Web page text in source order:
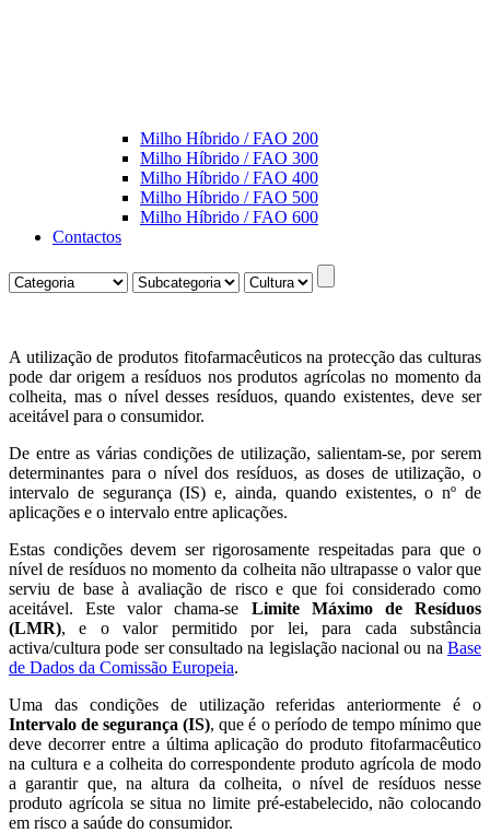
Milho Híbrido / FAO 200
Milho Híbrido / FAO 300
Milho Híbrido / FAO 400
Milho Híbrido / FAO 500
Milho Híbrido / FAO 600
Contactos
A utilização de produtos fitofarmacêuticos na protecção das culturas
pode dar origem a resíduos nos produtos agrícolas no momento da
colheita, mas o nível desses resíduos, quando existentes, deve ser
aceitável para o consumidor.
De entre as várias condições de utilização, salientam-se, por serem
determinantes para o nível dos resíduos, as doses de utilização, o
intervalo de segurança (IS) e, ainda, quando existentes, o nº de
aplicações e o intervalo entre aplicações.
Estas condições devem ser rigorosamente respeitadas para que o
nível de resíduos no momento da colheita não ultrapasse o valor que
serviu de base à avaliação de risco e que foi considerado como
aceitável. Este valor chama-se Limite Máximo de Resíduos
(LMR), e o valor permitido por lei, para cada substância
activa/cultura pode ser consultado na legislação nacional ou na Base
de Dados da Comissão Europeia.
Uma das condições de utilização referidas anteriormente é o
Intervalo de segurança (IS), que é o período de tempo mínimo que
deve decorrer entre a última aplicação do produto fitofarmacêutico
na cultura e a colheita do correspondente produto agrícola de modo
a garantir que, na altura da colheita, o nível de resíduos nesse
produto agrícola se situa no limite pré-estabelecido, não colocando
em risco a saúde do consumidor.